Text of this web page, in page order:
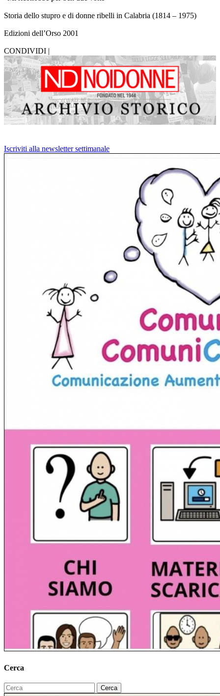
Storia dello stupro e di donne ribelli in Calabria (1814 – 1975)
Edizioni dell’Orso 2001
CONDIVIDI |
Iscriviti alla newsletter settimanale
Cerca